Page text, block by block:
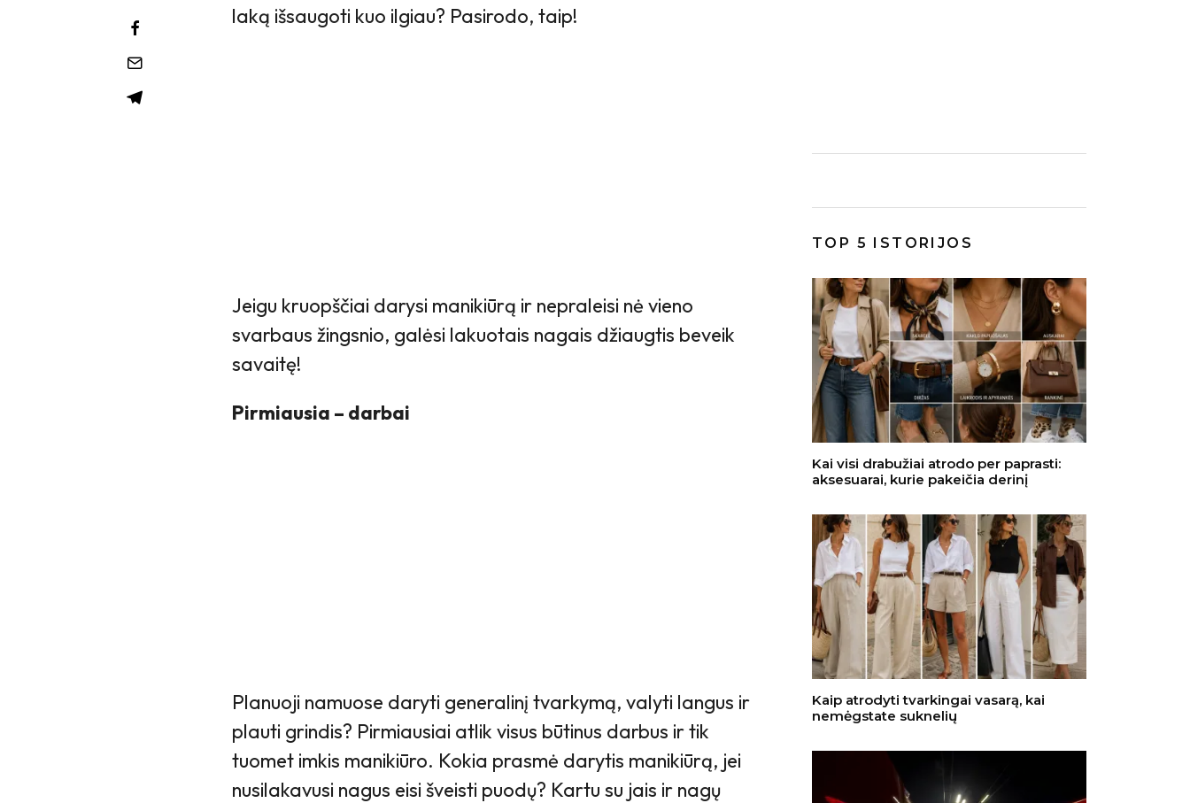
laką išsaugoti kuo ilgiau? Pasirodo, taip!
Jeigu kruopščiai darysi manikiūrą ir nepraleisi nė vieno
svarbaus žingsnio, galėsi lakuotais nagais džiaugtis beveik
savaitę!
Pirmiausia – darbai
Planuoji namuose daryti generalinį tvarkymą, valyti langus ir
plauti grindis? Pirmiausiai atlik visus būtinus darbus ir tik
tuomet imkis manikiūro. Kokia prasmė darytis manikiūrą, jei
nusilakavusi nagus eisi šveisti puodų? Kartu su jais ir nagų
TOP 5 ISTORIJOS
Kai visi drabužiai atrodo per paprasti:
aksesuarai, kurie pakeičia derinį
Kaip atrodyti tvarkingai vasarą, kai
nemėgstate suknelių